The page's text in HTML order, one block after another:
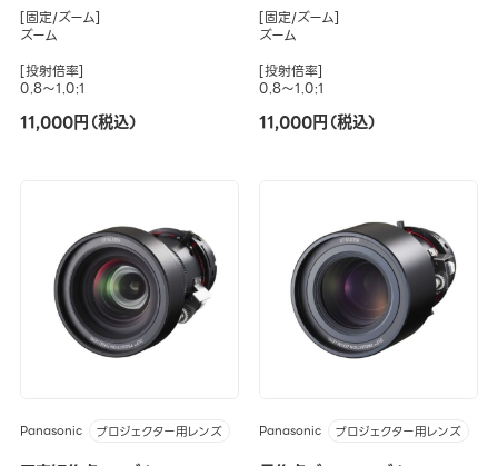
[固定/ズーム]
ズーム
[投射倍率]
0.8～1.0:1
11,000円（税込）
[固定/ズーム]
ズーム
[投射倍率]
0.8～1.0:1
11,000円（税込）
Panasonic プロジェクター用レンズ Panasonic プロジェクター用レンズ